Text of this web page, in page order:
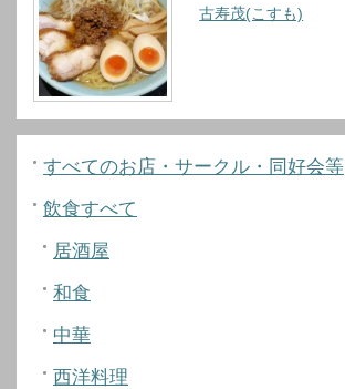
古寿茂(こすも)
すべてのお店・サークル・同好会等
飲食すべて
居酒屋
和食
中華
西洋料理